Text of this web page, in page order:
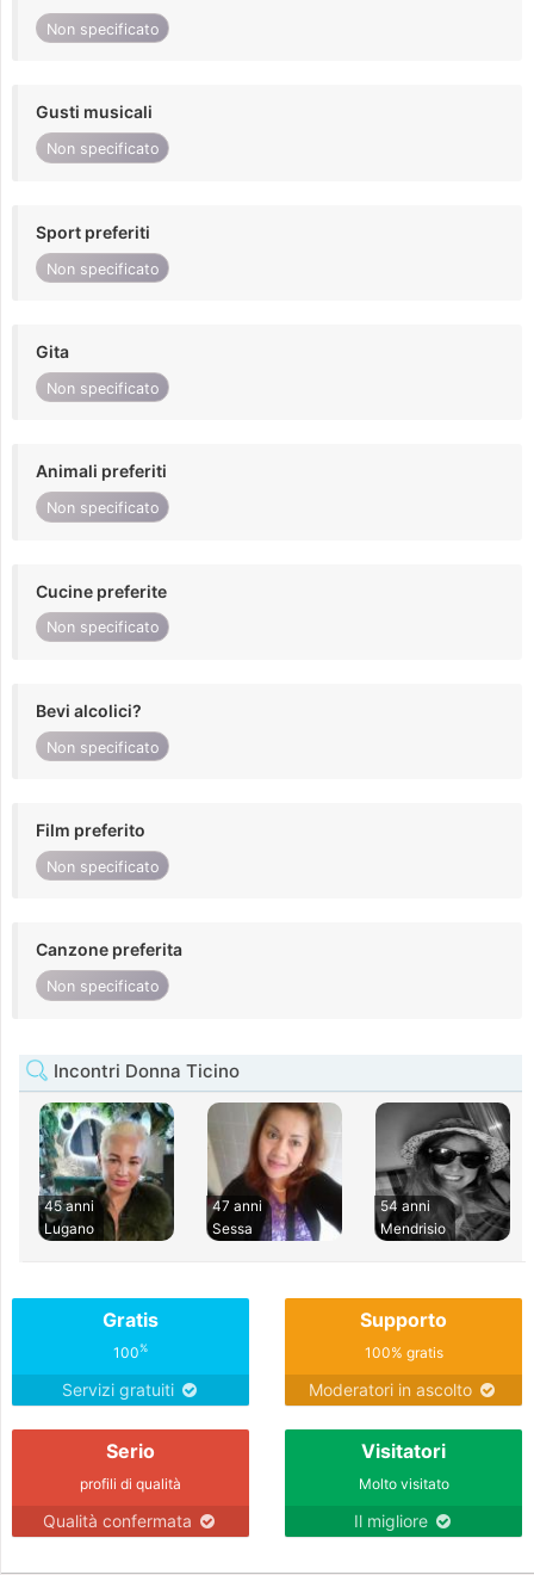
Non specificato
Gusti musicali
Non specificato
Sport preferiti
Non specificato
Gita
Non specificato
Animali preferiti
Non specificato
Cucine preferite
Non specificato
Bevi alcolici?
Non specificato
Film preferito
Non specificato
Canzone preferita
Non specificato
Incontri Donna Ticino
45 anni
Lugano
47 anni
Sessa
54 anni
Mendrisio
Gratis
100%
Servizi gratuiti
Supporto
100% gratis
Moderatori in ascolto
Serio
profili di qualità
Qualità confermata
Visitatori
Molto visitato
Il migliore